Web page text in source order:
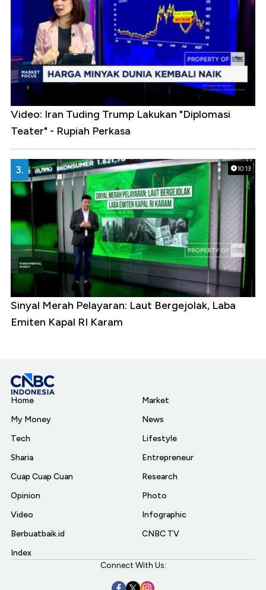
Video: Iran Tuding Trump Lakukan "Diplomasi
Teater" - Rupiah Perkasa
10:13
3.
Sinyal Merah Pelayaran: Laut Bergejolak, Laba
Emiten Kapal RI Karam
Home
My Money
Tech
Sharia
Cuap Cuap Cuan
Opinion
Video
Berbuatbaik.id
Index
Market
News
Lifestyle
Entrepreneur
Research
Photo
Infographic
CNBC TV
Connect With Us: